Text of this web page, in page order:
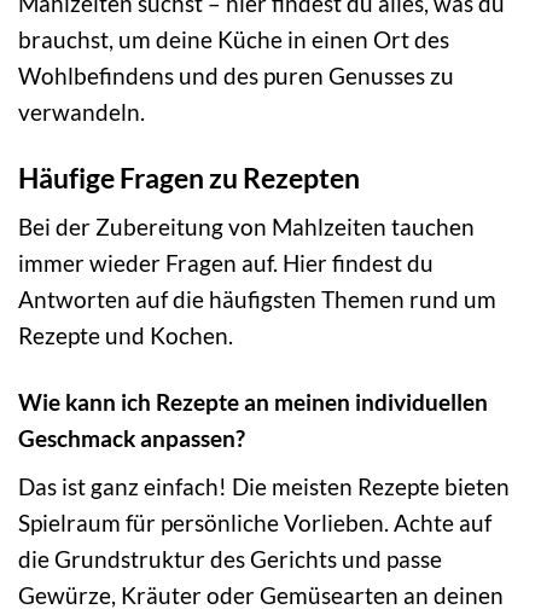
brauchst, um deine Küche in einen Ort des
Wohlbefindens und des puren Genusses zu
verwandeln.
Häufige Fragen zu Rezepten
Bei der Zubereitung von Mahlzeiten tauchen
immer wieder Fragen auf. Hier findest du
Antworten auf die häufigsten Themen rund um
Rezepte und Kochen.
Wie kann ich Rezepte an meinen individuellen
Geschmack anpassen?
Das ist ganz einfach! Die meisten Rezepte bieten
Spielraum für persönliche Vorlieben. Achte auf
die Grundstruktur des Gerichts und passe
Gewürze, Kräuter oder Gemüsearten an deinen